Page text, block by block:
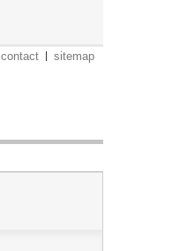
contact sitemap